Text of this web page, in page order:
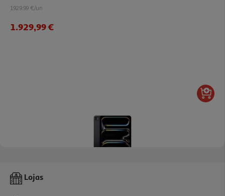
1929.99 €/un
1.929,99 €
Ipad Pro Apple (wi-Fi 13'' M5 256gb Space Black)
Lojas